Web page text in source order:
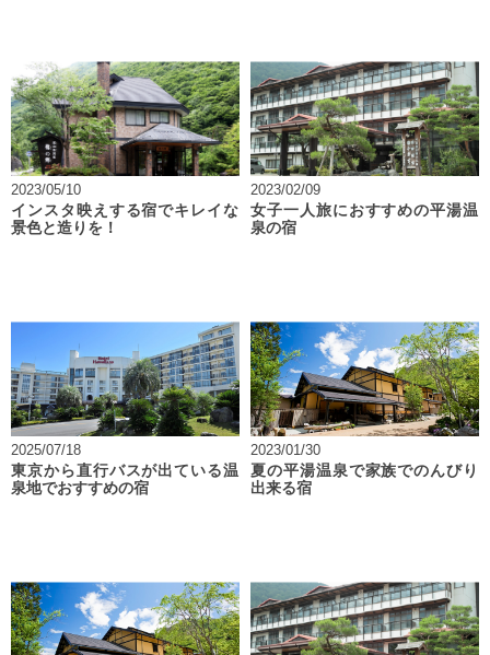
2023/05/10
インスタ映えする宿でキレイな
景色と造りを！
2023/02/09
女子一人旅におすすめの平湯温
泉の宿
2025/07/18
東京から直行バスが出ている温
泉地でおすすめの宿
2023/01/30
夏の平湯温泉で家族でのんびり
出来る宿